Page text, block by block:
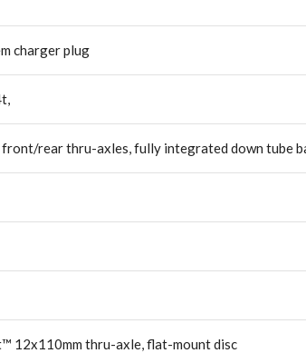
charger plug
front/rear thru-axles, fully integrated down
12x110mm thru-axle, flat-mount disc